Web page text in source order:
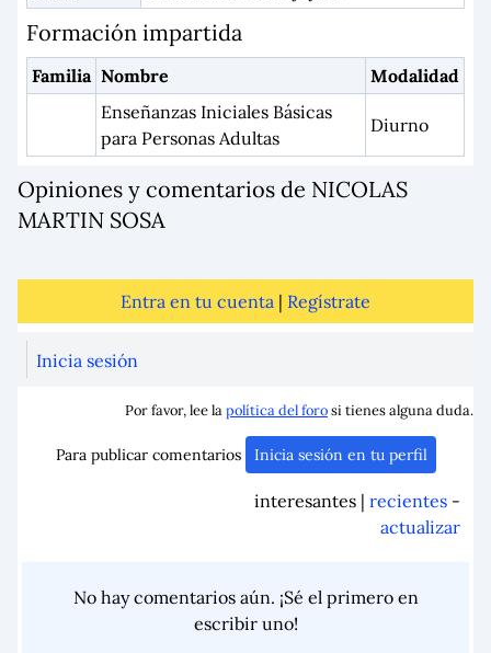
Formación impartida
Familia Nombre
Modalidad
Enseñanzas Iniciales Básicas
para Personas Adultas
Diurno
Opiniones y comentarios de NICOLAS
MARTIN SOSA
Entra en tu cuenta | Regístrate
Inicia sesión
Por favor, lee lapolítica del forosi tienes alguna duda.
Para publicar comentarios Inicia sesión en tu perfil
interesantes | recientes -
actualizar
No hay comentarios aún. ¡Sé el primero en
escribir uno!